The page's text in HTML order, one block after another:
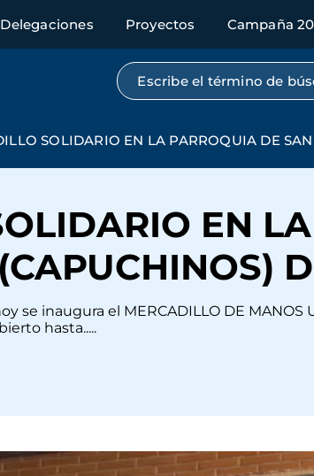
Delegaciones Proyectos Campaña
Búsqueda por texto
SOLIDARIO EN LA PARROQUIA DE
EN
se inaugura el MERCADILLO DE MANOS
hasta.....